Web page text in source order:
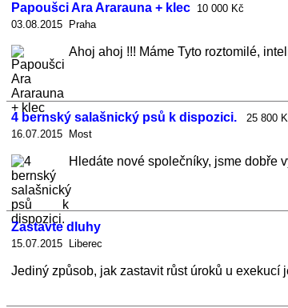
Papoušci Ara Ararauna + klec 10 000 Kč
03.08.2015 Praha
Ahoj ahoj !!! Máme Tyto roztomilé,
4 bernský salašnický psů k dispozici.
25 800
16.07.2015 Most
Hledáte nové společníky, jsme dobře
Zastavte dluhy
15.07.2015 Liberec
Jediný způsob, jak zastavit růst úroků u